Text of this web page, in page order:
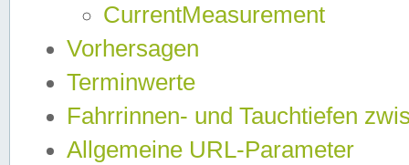
CurrentMeasurement
Vorhersagen
Terminwerte
Fahrrinnen- und Tauchtiefen
Allgemeine URL-Parameter